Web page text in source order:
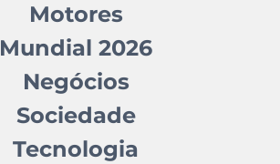
Motores
Mundial 2026
Negócios
Sociedade
Tecnologia